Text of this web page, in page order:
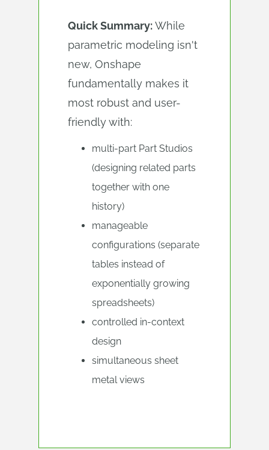
Quick Summary:While
parametric modeling isn't
new, Onshape
fundamentally makes it
most robust and user-
friendly with:
multi-part Part Studios
(designing related parts
together with one
history)
manageable
configurations (separate
tables instead of
exponentially growing
spreadsheets)
controlled in-context
design
simultaneous sheet
metal views